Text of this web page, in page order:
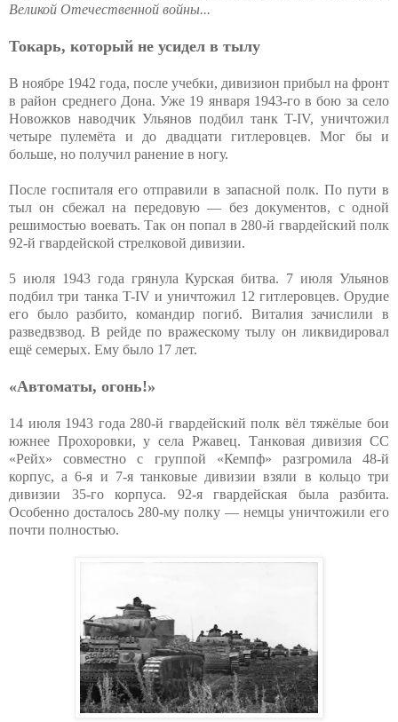
Великой Отечественной войны...
Токарь, который не усидел в тылу
В ноябре 1942 года, после учебки, дивизион прибыл на фронт
в район среднего Дона. Уже 19 января 1943-го в бою за село
Новожков наводчик Ульянов подбил танк T-IV, уничтожил
четыре пулемёта и до двадцати гитлеровцев. Мог бы и
больше, но получил ранение в ногу.
После госпиталя его отправили в запасной полк. По пути в
тыл он сбежал на передовую — без документов, с одной
решимостью воевать. Так он попал в 280-й гвардейский полк
92-й гвардейской стрелковой дивизии.
5 июля 1943 года грянула Курская битва. 7 июля Ульянов
подбил три танка T-IV и уничтожил 12 гитлеровцев. Орудие
его было разбито, командир погиб. Виталия зачислили в
разведвзвод. В рейде по вражескому тылу он ликвидировал
ещё семерых. Ему было 17 лет.
«Автоматы, огонь!»
14 июля 1943 года 280-й гвардейский полк вёл тяжёлые бои
южнее Прохоровки, у села Ржавец. Танковая дивизия СС
«Рейх» совместно с группой «Кемпф» разгромила 48-й
корпус, а 6-я и 7-я танковые дивизии взяли в кольцо три
дивизии 35-го корпуса. 92-я гвардейская была разбита.
Особенно досталось 280-му полку — немцы уничтожили его
почти полностью.